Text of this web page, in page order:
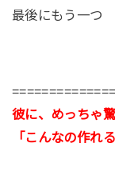
最後にもう一つ
彼に、めっちゃ
「こんなの作れ